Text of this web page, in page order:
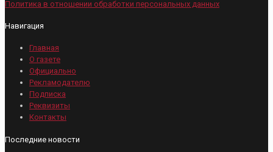
Политика в отношении обработки персональных данных
Навигация
Главная
О газете
Официально
Рекламодателю
Подписка
Реквизиты
Контакты
Последние новости